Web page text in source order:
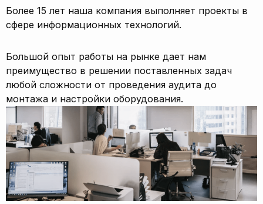
Более 15 лет наша компания выполняет проекты в
сфере информационных технологий.
Большой опыт работы на рынке дает нам
преимущество в решении поставленных задач
любой сложности от проведения аудита до
монтажа и настройки оборудования.